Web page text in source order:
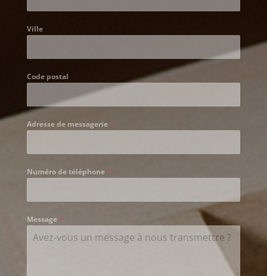
Ville
Code postal
Adresse de messagerie*
Numéro de téléphone*
Message*